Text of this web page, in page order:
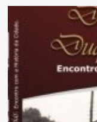
ELIZETH
DESSAS